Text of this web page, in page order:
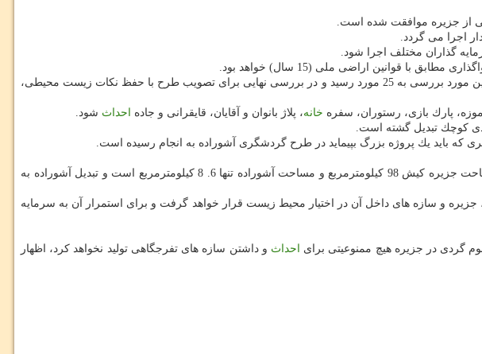
از جزیره موافقت شده است.
اجرا می گردد.
گذاران مختلف اجرا شود.
با قوانین اراضی ملی (15 سال) خواهد بود.
مروتی خاطرنشان كرد: در ابتدا كه قرار بود طرح در كل جزیره صورت گیرد، 42 كاربری برای آن دیده شده بود كه بعد از چندین مورد بررسی به 25 مورد رسید و در بررسی نهایی برای تصویب طرح با حفظ نكات زیست محیطی،
پارك بازی، رستوران، سفره خانه، پلاژ بانوان و آقایان، قایقرانی و جاده احداث شود.
كوچك تبدیل گشته است.
كه باید یك پروژه بزرگ بپیماید در طرح گردشگری آشوراده به انجام رسیده است.
عبدوس خاطرنشان كرد: از ابتدا قرار نبود به آشوراده پس از اجرای طرح بعنوان كیش شمال كشور نگریسته شود، زیرا مساحت جزیره كیش 98 كیلومترمربع و مساحت آشوراده تنها 6. 8 كیلومترمربع است و تبدیل آشوراده به
و سازه های داخل آن در اختیار محیط زیست قرار خواهد گرفت و برای استمرار آن به سرمایه
گردی در جزیره هیچ ممنوعیتی برای
احداث و داشتن سازه های تفرجگاهی تولید نخواهد كرد، اظهار